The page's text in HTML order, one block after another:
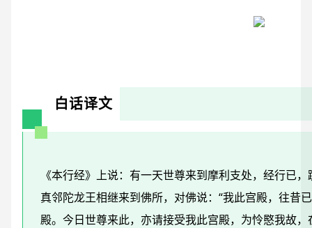
白话译文
《本行经》上说：有一天世尊来到摩利支处，经行已
真邻陀龙王相继来到佛所，对佛说：“我此宫殿，往昔
殿。今日世尊来此，亦请接受我此宫殿，为怜愍我故，